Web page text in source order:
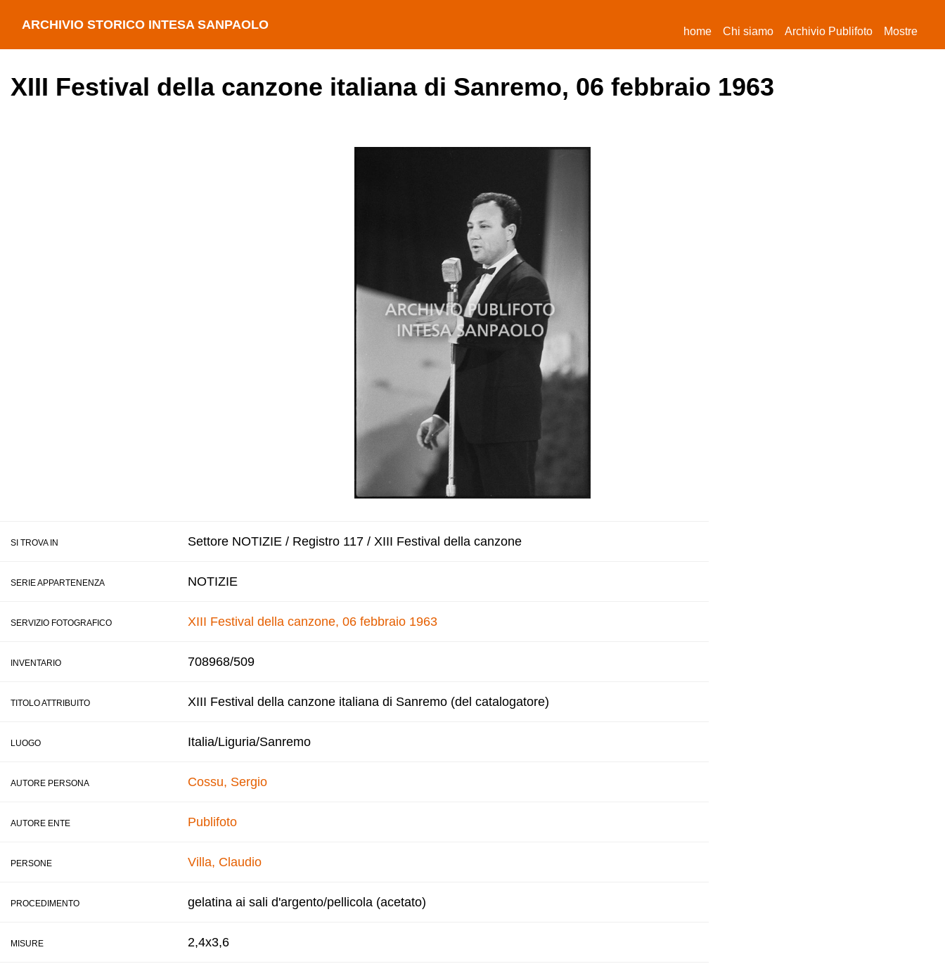
ARCHIVIO STORICO INTESA SANPAOLO home(current)
Chi siamo Archivio Publifoto Mostre
XIII Festival della canzone italiana di Sanremo, 06 febbraio 1963
SI TROVA IN Settore NOTIZIE / Registro 117 / XIII Festival della canzone
SERIE APPARTENENZA NOTIZIE
SERVIZIO FOTOGRAFICO XIII Festival della canzone, 06 febbraio 1963
INVENTARIO 708968/509
TITOLO ATTRIBUITO XIII Festival della canzone italiana di Sanremo (del catalogatore)
LUOGO Italia/Liguria/Sanremo
AUTORE PERSONA Cossu, Sergio
AUTORE ENTE Publifoto
PERSONE Villa, Claudio
PROCEDIMENTO gelatina ai sali d'argento/pellicola (acetato)
MISURE 2,4x3,6